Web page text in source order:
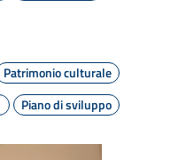
Patrimonio culturale
Piano di sviluppo